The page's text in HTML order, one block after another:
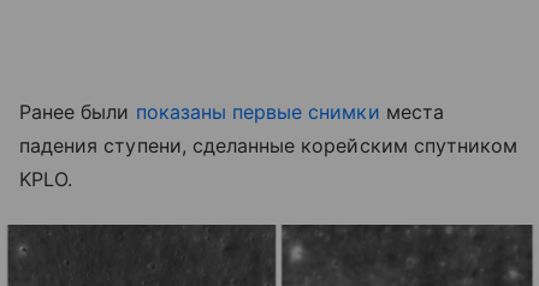
Ранее были показаны первые снимки места
падения ступени, сделанные корейским спутником
KPLO.